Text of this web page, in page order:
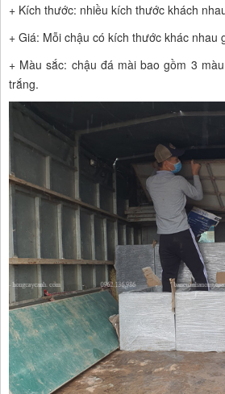
+ Kích thước: nhiều kích thước khách
+ Giá: Mỗi chậu có kích thước khác nhau
+ Màu sắc: chậu đá mài bao gồm 3
trắng.